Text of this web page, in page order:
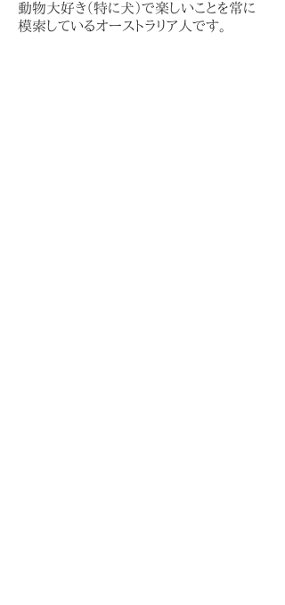
動物大好き（特に犬）で楽しいことを常に
模索しているオーストラリア人です。